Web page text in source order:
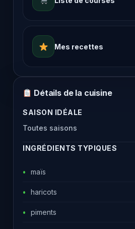
Mes recettes
Détails de la cuisine
SAISON IDÉALE
Toutes saisons
INGRÉDIENTS TYPIQUES
maïs
haricots
piments